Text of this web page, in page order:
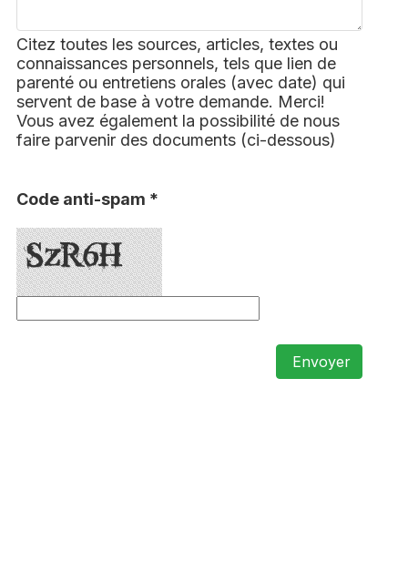
Citez toutes les sources, articles, textes ou
connaissances personnels, tels que lien de
parenté ou entretiens orales (avec date) qui
servent de base à votre demande. Merci!
Vous avez également la possibilité de nous
faire parvenir des documents (ci-dessous)
Code anti-spam *
Envoyer